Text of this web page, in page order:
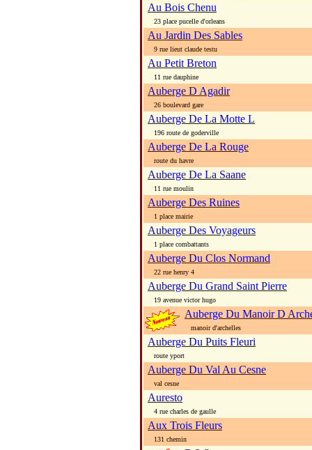
Au Bois Chenu
23 place pucelle d'orleans
Au Jardin Des Sables
9 rue lieut claude testu
Au Petit Breton
11 rue dauphine
Auberge D Agadir
26 boulevard gare
Auberge De La Motte L
196 route de goderville
Auberge De La Rouge
route du havre
Auberge De La Saane
11 rue moulin
Auberge Des Ruines
1 place mairie
Auberge Des Voyageurs
1 place combattants
Auberge Du Clos Normand
22 rue henry 4
Auberge Du Grand Saint Pierre
19 avenue victor hugo
Auberge Du Manoir D
manoir d'archelles
Auberge Du Puits Fleuri
route yport
Auberge Du Val Au Cesne
val cesne
Auresto
4 rue charles de gaulle
Aux Trois Fleurs
131 chemin